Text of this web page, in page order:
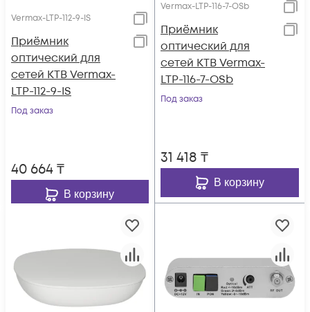
Vermax-LTP-112-9-IS
Приёмник
оптический для
сетей КТВ Vermax-
LTP-112-9-IS
Под заказ
40 664₸
В корзину
Vermax-LTP-116-7-OSb
Приёмник
оптический для
сетей КТВ Vermax-
LTP-116-7-OSb
Под заказ
31 418 ₸
В корзину